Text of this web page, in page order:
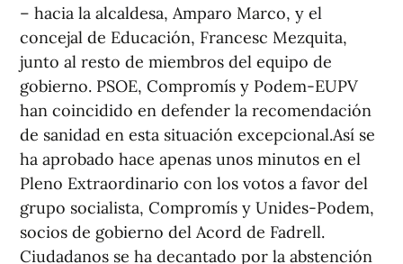
– hacia la alcaldesa, Amparo Marco, y el
concejal de Educación, Francesc Mezquita,
junto al resto de miembros del equipo de
gobierno. PSOE, Compromís y Podem-EUPV
han coincidido en defender la recomendación
de sanidad en esta situación excepcional.Así se
ha aprobado hace apenas unos minutos en el
Pleno Extraordinario con los votos a favor del
grupo socialista, Compromís y Unides-Podem,
socios de gobierno del Acord de Fadrell.
Ciudadanos se ha decantado por la abstención